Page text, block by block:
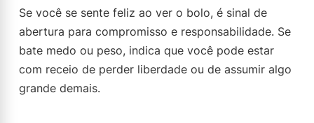
Se você se sente feliz ao ver o bolo, é sinal de
abertura para compromisso e responsabilidade. Se
bate medo ou peso, indica que você pode estar
com receio de perder liberdade ou de assumir algo
grande demais.